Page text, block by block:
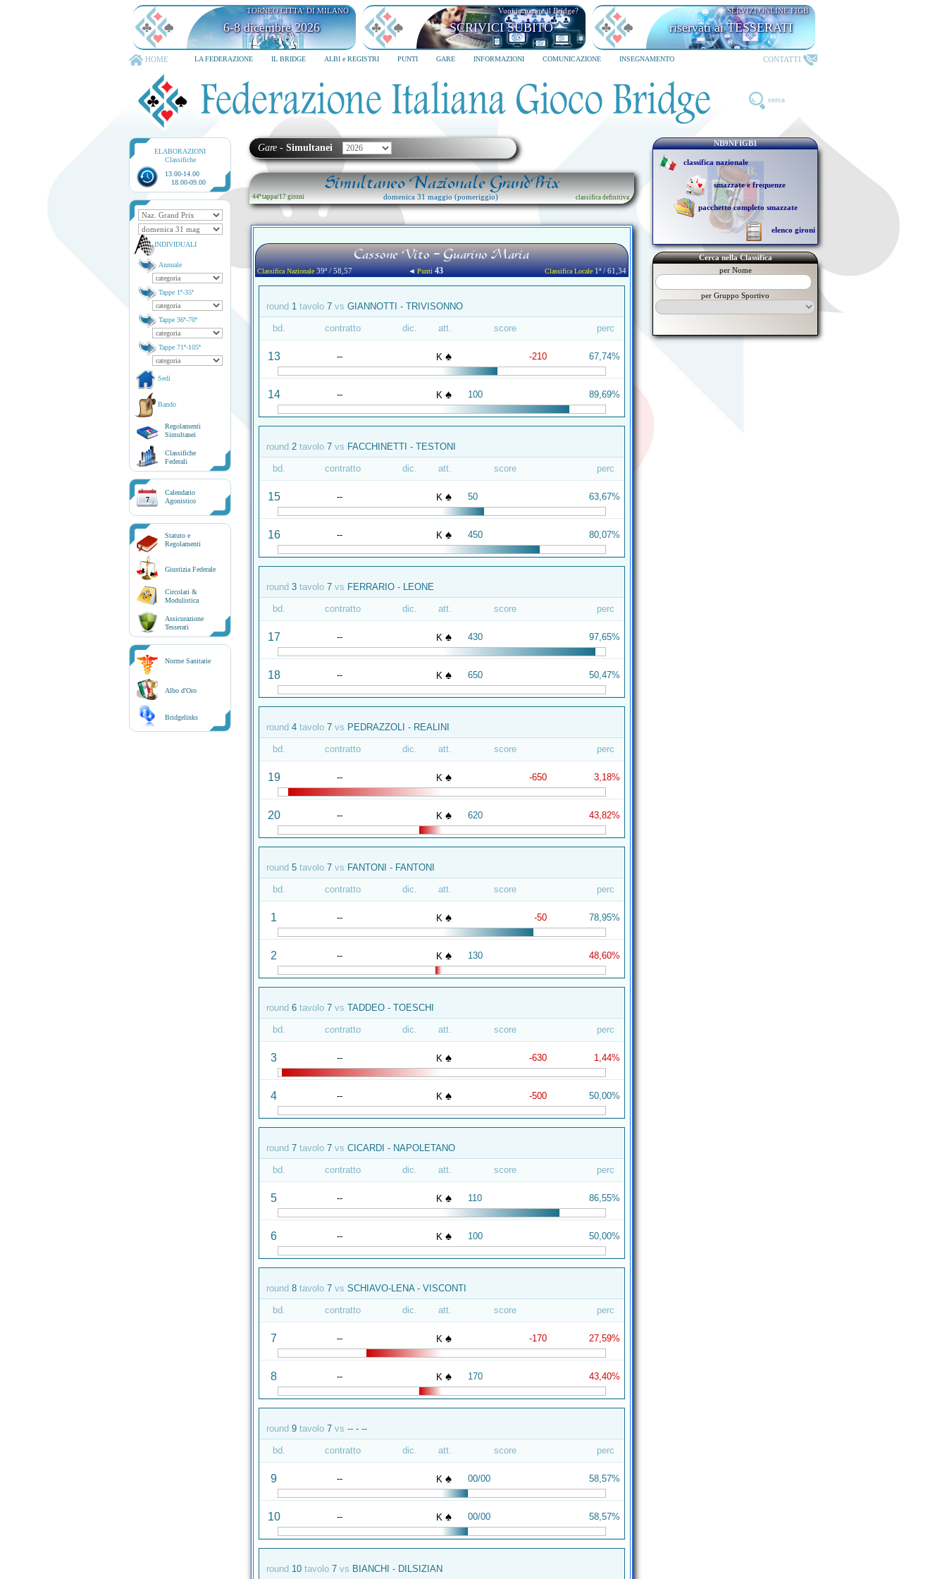
TORNEO CITTA' DI MILANO
6-8 dicembre 2026
Vuoi imparare il Bridge?
SCRIVICI SUBITO
SERVIZI ONLINE FIGB
riservati ai TESSERATI
HOME LA FEDERAZIONE IL BRIDGE ALBI e REGISTRI PUNTI GARE INFORMAZIONI COMUNICAZIONE INSEGNAMENTO CONTATTI
cerca
ELABORAZIONI
Classifiche
13.00-14.00
18.00-09.00
INDIVIDUALI
Annuale
Tappe 1ª-35ª
Tappe 36ª-70ª
Tappe 71ª-105ª
Sedi
Bando
Regolamenti
Simultanei
Classifiche
Federali
7
Calendario
Agonistico
Statuto e
Regolamenti
Giustizia Federale
Circolari &
Modulistica
Assicurazione
Tesserati
Norme Sanitarie
Albo d'Oro
Bridgelinks
Gare - Simultanei
Simultaneo Nazionale GrandPrix
44ª tappa/17 gironi domenica 31 maggio (pomeriggio) classifica definitiva
Cassone Vito - Guarino Maria
Classifica Nazionale39ª / 58,57 ◄Punti 43 Classifica Locale1ª / 61,34
round 1 tavolo 7 vs GIANNOTTI - TRIVISONNO
bd. contratto dic. att. score perc
13 -- K ♠ -210 67,74%
14 -- K ♠ 100 89,69%
round 2 tavolo 7 vs FACCHINETTI - TESTONI
bd. contratto dic. att. score perc
15 -- K ♠ 50 63,67%
16 -- K ♠ 450 80,07%
round 3 tavolo 7 vs FERRARIO - LEONE
bd. contratto dic. att. score perc
17 -- K ♠ 430 97,65%
18 -- K ♠ 650 50,47%
round 4 tavolo 7 vs PEDRAZZOLI - REALINI
bd. contratto dic. att. score perc
19 -- K ♠ -650 3,18%
20 -- K ♠ 620 43,82%
round 5 tavolo 7 vs FANTONI - FANTONI
bd. contratto dic. att. score perc
1 -- K ♠ -50 78,95%
2 -- K ♠ 130 48,60%
round 6 tavolo 7 vs TADDEO - TOESCHI
bd. contratto dic. att. score perc
3 -- K ♠ -630 1,44%
4 -- K ♠ -500 50,00%
round 7 tavolo 7 vs CICARDI - NAPOLETANO
bd. contratto dic. att. score perc
5 -- K ♠ 110 86,55%
6 -- K ♠ 100 50,00%
round 8 tavolo 7 vs SCHIAVO-LENA - VISCONTI
bd. contratto dic. att. score perc
7 -- K ♠ -170 27,59%
8 -- K ♠ 170 43,40%
round 9 tavolo 7 vs -- - --
bd. contratto dic. att. score perc
9 -- K ♠ 00/00 58,57%
10 -- K ♠ 00/00 58,57%
round 10 tavolo 7 vs BIANCHI - DILSIZIAN
NB9NFIGB1
classifica nazionale
smazzate e frequenze
pacchetto completo smazzate
elenco gironi
Cerca nella Classifica
per Nome
per Gruppo Sportivo